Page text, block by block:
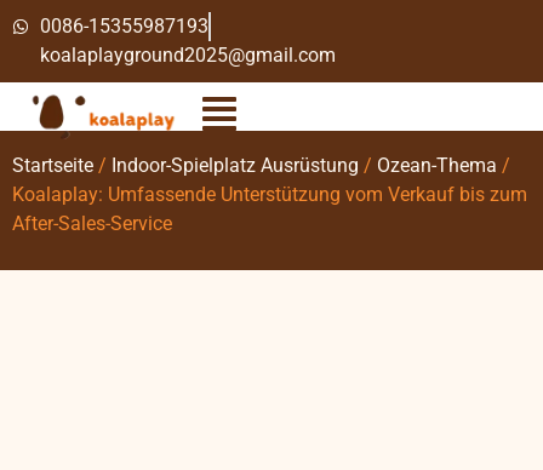
0086-15355987193
koalaplayground2025@gmail.com
Startseite / Indoor-Spielplatz Ausrüstung / Ozean-Thema /
Koalaplay: Umfassende Unterstützung vom Verkauf bis zum
After-Sales-Service